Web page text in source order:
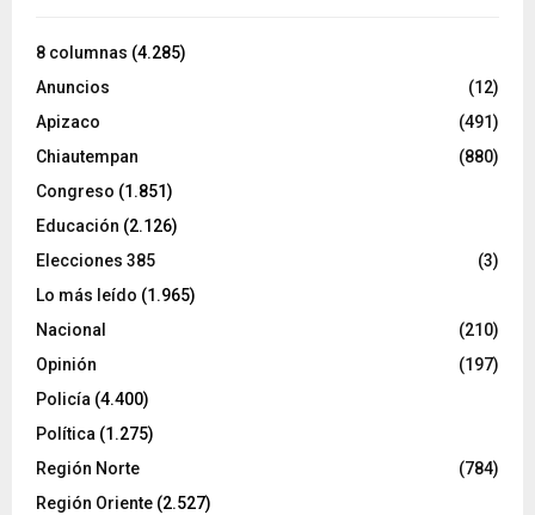
8 columnas (4.285)
Anuncios
(12)
Apizaco
(491)
Chiautempan
(880)
Congreso (1.851)
Educación (2.126)
Elecciones 385
(3)
Lo más leído (1.965)
Nacional
(210)
Opinión
(197)
Policía (4.400)
Política (1.275)
Región Norte
(784)
Región Oriente (2.527)